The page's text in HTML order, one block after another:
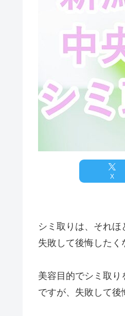
X
シミ取りは、それ
失敗して後悔したく
美容目的でシミ取
ですが、失敗して後